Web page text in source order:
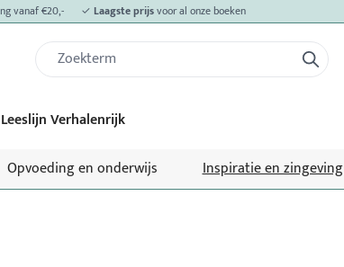
vanaf €20,- ✓ Laagste prijsvoor al onze boeken
Leeslijn Verhalenrijk
Opvoeding en onderwijs Inspiratie en zingeving